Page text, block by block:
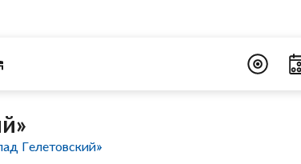
Гелетовский»